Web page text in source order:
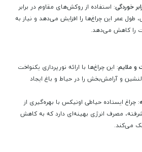
خوردگی: استفاده از روکش‌های مقاوم در برابر
طول عمر این چراغ‌ها را افزایش می‌دهد و نیاز به
را کاهش می‌دهد.
و ملایم: این چراغ‌ها با ارائه نورپردازی یکنواخت
و آرامش‌بخش را در حیاط و باغ ایجاد
: چراغ ایستاده حیاطی اونیکس با بهره‌گیری از
مصرف انرژی بهینه‌ای دارد که به کاهش
می‌کند.